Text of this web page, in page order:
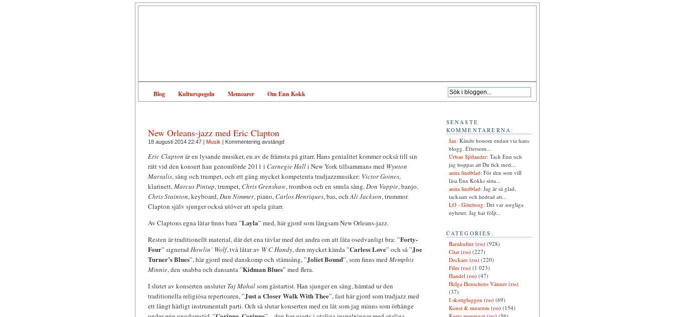
Blog Kulturspegeln Memoarer Om Enn Kokk
New Orleans-jazz med Eric Clapton
18 augusti 2014 22:47 | Musik | Kommentering avstängd
Eric Clapton är en lysande musiker, en av de främsta på gitarr. Hans genialitet kommer också till sin
rätt vid den konsert han genomförde 2011 i Carnegie Halli New York tillsammans med Wynton
Marsalis, sång och trumpet, och ett gäng mycket kompetenta tradjazzmusiker: Victor Goines,
klarinett,Marcus Pintup, trumpet, Chris Grenshaw, trombon och en smula sång,Don Vappie, banjo,
Chris Stainton, keyboard,Dan Nimmer, piano, Carlos Henriques, bas, ochAli Jackson, trummor.
Clapton själv sjunger också utöver att spela gitarr.
Av Claptons egna låtar finns bara ”Layla” med, här gjord som långsam New Orleans-jazz.
Resten är traditionellt material, där det ena tävlar med det andra om att låta osedvanligt bra: ”Forty-
Four” signerad Howlin’ Wolf, två låtar av W C Handy, den mycket kända ”Carless Love” och så ”Joe
Turner’s Blues”, här gjord med danskomp och stämsång, ”Joliet Bound”, som finns med Memphis
Minnie, den snabba och dansanta ”Kidman Blues” med flera.
I slutet av konserten ansluterTaj Mahalsom gästartist. Han sjunger en sång, hämtad ur den
traditionella religiösa repertoaren, ”Just a Closer Walk With Thee”, fast här gjord som tradjazz med
ett långt härligt instrumentalt parti. Och så slutar konserten med en låt som jag minns som örhänge
SENASTE
KOMMENTARERNA:
Jan: Kände honom endast via hans
blogg. Eftersom...
Urban Sjölander: Tack Enn och
jag hoppas att Du fick med...
anita lindblad: För den som vill
läsa Enn Kokks sista...
anita lindblad: Jag är så glad,
tacksam och hedrad att...
LO - Göteborg: Det var sorgliga
nyheter. Jag har följt...
CATEGORIES:
Barnkultur(rss) (928)
Citat(rss) (227)
Deckare(rss) (220)
Film(rss) (1 023)
Handel(rss) (47)
Helga Henschens Vänner(rss)
(37)
I skottgluggen (rss) (69)
Konst & museum(rss) (154)